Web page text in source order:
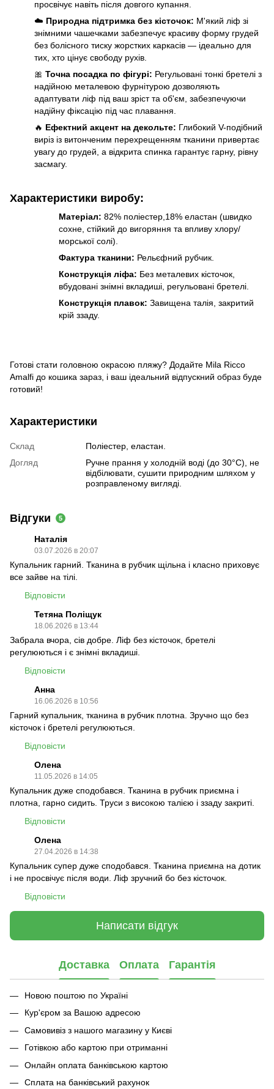
просвічує навіть після довгого купання.
☁️ Природна підтримка без кісточок: М'який ліф зі
знімними чашечками забезпечує красиву форму грудей
без болісного тиску жорстких каркасів — ідеально для
тих, хто цінує свободу рухів.
🎀 Точна посадка по фігурі: Регульовані тонкі бретелі з
надійною металевою фурнітурою дозволяють
адаптувати ліф під ваш зріст та об'єм, забезпечуючи
надійну фіксацію під час плавання.
🔥 Ефектний акцент на декольте: Глибокий V-подібний
виріз із витонченим перехрещенням тканини привертає
увагу до грудей, а відкрита спинка гарантує гарну, рівну
засмагу.
Характеристики виробу:
Матеріал: 82% поліестер,18% еластан (швидко
сохне, стійкий до вигоряння та впливу хлору/
морської солі).
Фактура тканини: Рельєфний рубчик.
Конструкція ліфа: Без металевих кісточок,
вбудовані знімні вкладиші, регульовані бретелі.
Конструкція плавок: Завищена талія, закритий
крій ззаду.
Готові стати головною окрасою пляжу? Додайте Mila Ricco
Amalfi до кошика зараз, і ваш ідеальний відпускний образ буде
готовий!
Характеристики
Склад
Поліестер, еластан.
Догляд
Ручне прання у холодній воді (до 30°C), не
відбілювати, сушити природним шляхом у
розправленому вигляді.
Відгуки 5
Наталія
03.07.2026 в 20:07
Купальник гарний. Тканина в рубчик щільна і класно приховує
все зайве на тілі.
Відповісти
Тетяна Поліщук
18.06.2026 в 13:44
Забрала вчора, сів добре. Ліф без кісточок, бретелі
регулюються і є знімні вкладиші.
Відповісти
Анна
16.06.2026 в 10:56
Гарний купальник, тканина в рубчик плотна. Зручно що без
кісточок і бретелі регулюються.
Відповісти
Олена
11.05.2026 в 14:05
Купальник дуже сподобався. Тканина в рубчик приємна і
плотна, гарно сидить. Труси з високою талією і ззаду закриті.
Відповісти
Олена
27.04.2026 в 14:38
Купальник супер дуже сподобався. Тканина приємна на дотик
і не просвічує після води. Ліф зручний бо без кісточок.
Відповісти
Написати відгук
Доставка Оплата Гарантія
Новою поштою по Україні
Кур'єром за Вашою адресою
Самовивіз з нашого магазину у Києві
Готівкою або картою при отриманні
Онлайн оплата банківською картою
Сплата на банківський рахунок